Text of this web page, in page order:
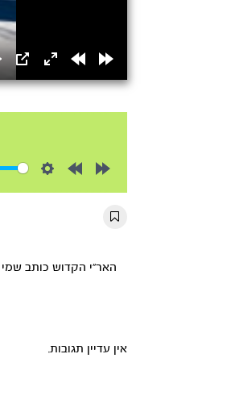
האר"י הקדוש כותב
אין עדיין תגובות.